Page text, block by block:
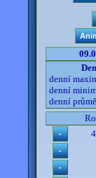
denní
denní
denní